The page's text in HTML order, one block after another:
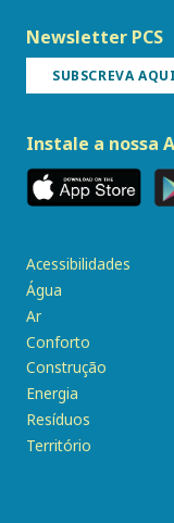
Newsletter PCS
SUBSCREVA AQUI
Instale a nossa
Acessibilidades
Água
Ar
Conforto
Construção
Energia
Resíduos
Território